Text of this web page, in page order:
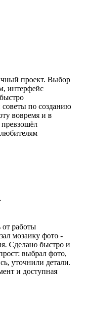
проект. Выбор
интерфейс
по созданию
вовремя и в
превзошёл
от работы
мозаику фото -
Сделано быстро и
выбрал фото,
уточнили детали.
и доступная